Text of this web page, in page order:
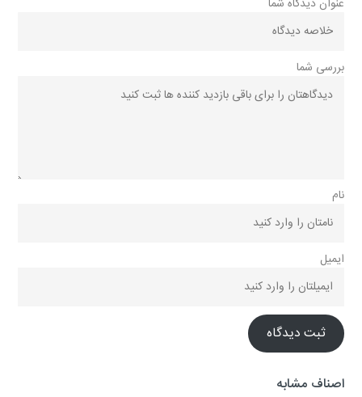
عنوان دیدگاه شما
بررسی شما
نام
ایمیل
ثبت دیدگاه
اصناف مشابه